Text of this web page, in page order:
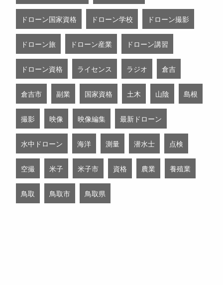
ドローン国家資格 ドローン学校 ドローン撮影
ドローン旅 ドローン産業 ドローン講習
ドローン資格 ライセンス ラジオ 倉吉
倉吉市 副業 国家資格 土木 山陰 島根
撮影 映像 映像編集 最新ドローン
水中ドローン 海洋 測量 潜水士 点検
空撮 米子 米子市 資格 農業 養殖業
鳥取 鳥取市 鳥取県